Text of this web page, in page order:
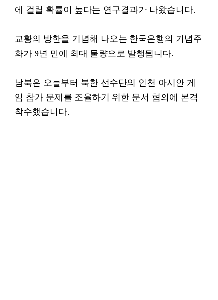
에 걸릴 확률이 높다는 연구결과가 나왔습니다.
교황의 방한을 기념해 나오는 한국은행의 기념주
화가 9년 만에 최대 물량으로 발행됩니다.
남북은 오늘부터 북한 선수단의 인천 아시안 게
임 참가 문제를 조율하기 위한 문서 협의에 본격
착수했습니다.